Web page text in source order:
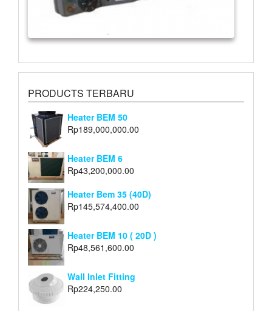
PRODUCTS TERBARU
Heater BEM 50
Rp189,000,000.00
Heater BEM 6
Rp43,200,000.00
Heater Bem 35 (40D)
Rp145,574,400.00
Heater BEM 10 ( 20D )
Rp48,561,600.00
Wall Inlet Fitting
Rp224,250.00